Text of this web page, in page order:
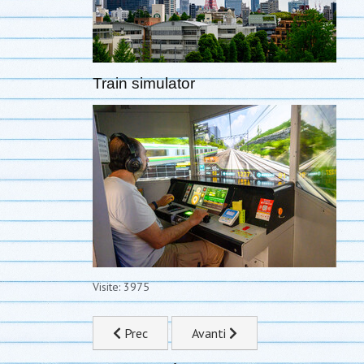
Train simulator
Visite: 3975
Articolo precedente: 10 maggio - Tokyo
Prec Articolo successivo: 12 maggio
Avanti